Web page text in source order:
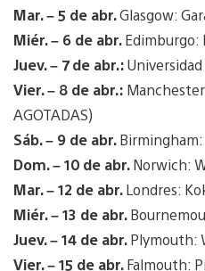
Mar. – 5 de abr.Glasgow:
Miér. – 6 de abr.Edimburgo:
Juev. – 7 de abr.:
Vier. – 8 de abr.:
AGOTADAS)
Sáb. – 9 de abr.
Dom. – 10 de abr.Norwich:
Mar. – 12 de abr.Londres:
Miér. – 13 de abr.
Juev. – 14 de abr.Plymouth:
Vier. – 15 de abr.Falmouth: